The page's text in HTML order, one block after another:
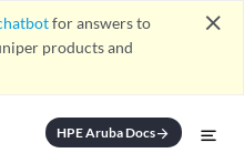
for answers to
products and
close
HPE Aruba Docsarrow_forward